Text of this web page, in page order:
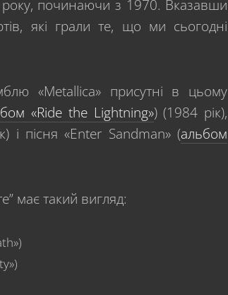
року, починаючи з 1970. Вказавши
які грали те, що ми сьогодні
«Metallica» присутні в цьому
«Ride the Lightning») (1984 рік),
і пісня «Enter Sandman» (альбом
має такий вигляд: